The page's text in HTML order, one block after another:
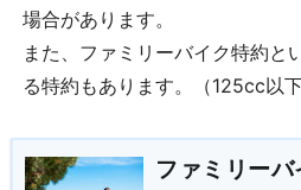
場合があります。
また、ファミリーバイク特約と
る特約もあります。（125cc以
ファミリー